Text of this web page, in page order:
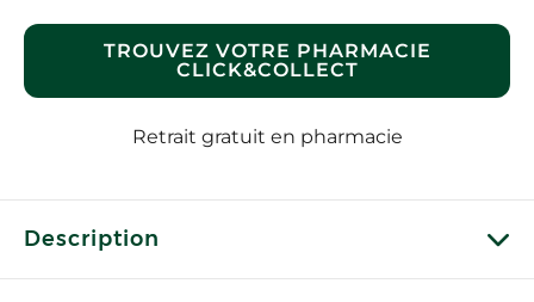
TROUVEZ VOTRE PHARMACIE
CLICK&COLLECT
Retrait gratuit en pharmacie
Description